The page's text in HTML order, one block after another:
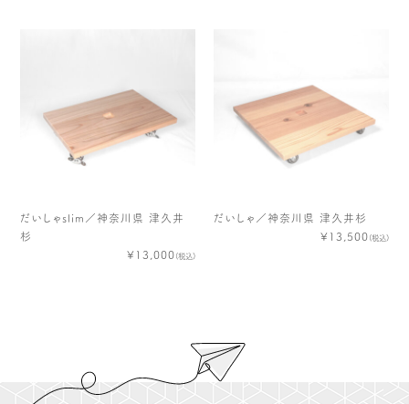
だいしゃslim／神奈川県 津久井
杉
¥13,000 (税込)
だいしゃ／神奈川県 津久井杉
¥13,500 (税込)